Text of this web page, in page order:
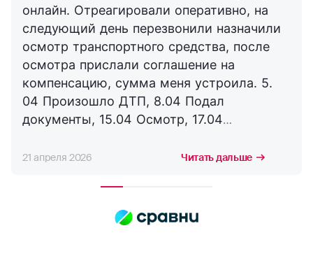
онлайн. Отреагировали оперативно, на
следующий день перезвонили назначили
осмотр транспортного средства, после
осмотра прислали соглашение на
компенсацию, сумма меня устроила. 5.
04 Произошло ДТП, 8.04 Подал
документы, 15.04 Осмотр, 17.04
сотрудничать с компанией дальше,
21 апреля 2026 Читать дальше